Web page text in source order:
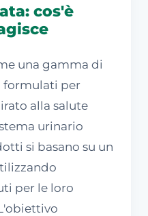
cos'è
una gamma di
formulati per
alla salute
urinario
si basano su un
per le loro